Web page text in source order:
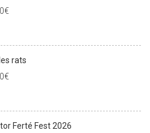
€
rats
€
Ferté Fest 2026